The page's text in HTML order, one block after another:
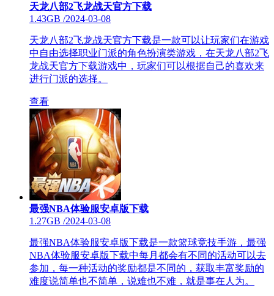
天龙八部2飞龙战天官方下载
1.43GB /2024-03-08
天龙八部2飞龙战天官方下载是一款可以让玩家们在游戏
中自由选择职业门派的角色扮演类游戏，在天龙八部2飞
龙战天官方下载游戏中，玩家们可以根据自己的喜欢来
进行门派的选择。
查看
最强NBA体验服安卓版下载
1.27GB /2024-03-08
最强NBA体验服安卓版下载是一款篮球竞技手游，最强
NBA体验服安卓版下载中每月都会有不同的活动可以去
参加，每一种活动的奖励都是不同的，获取丰富奖励的
难度说简单也不简单，说难也不难，就是事在人为。